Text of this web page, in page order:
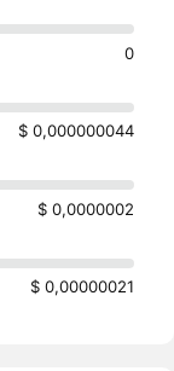
0
$ 0,000000044
$ 0,0000002
$ 0,00000021